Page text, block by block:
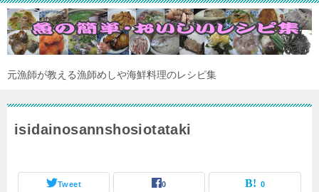
元漁師が教える漁師めしや海鮮料理のレシピ集
isidainosannshosiotataki
Tweet 0 0